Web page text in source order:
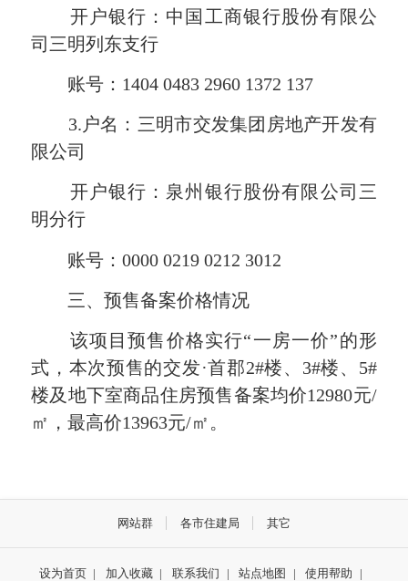
开户银行： 中国工商银行股份有限公
司三明列东支行
账号： 1404 0483 2960 1372 137
3.户名： 三明市交发集团房地产开发有
限公司
开户银行： 泉州银行股份有限公司三
明分行
账号：0000 0219 0212 3012
三、预售备案价格情况
该项目预售价格实行“一房一价”的形
式， 本次预售的交发·首郡2#楼、3#楼、5#
楼及地下室商品住房预售备案均价12980元/
㎡，最高价13963元/㎡。
网站群 各市住建局 其它
设为首页 | 加入收藏 | 联系我们 | 站点地图 | 使用帮助 |